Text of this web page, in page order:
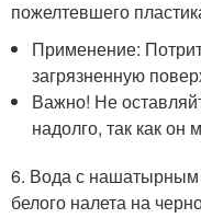
пожелтевшего
Применение:
загрязненную
Важно! Не
надолго, так как он
6. Вода с нашатырным
белого налета на